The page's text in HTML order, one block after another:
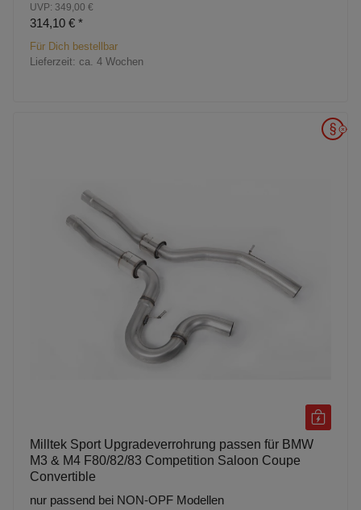
UVP: 349,00 €
314,10 € *
Für Dich bestellbar
Lieferzeit: ca. 4 Wochen
Milltek Sport Upgradeverrohrung passen für BMW
M3 & M4 F80/82/83 Competition Saloon Coupe
Convertible
nur passend bei NON-OPF Modellen